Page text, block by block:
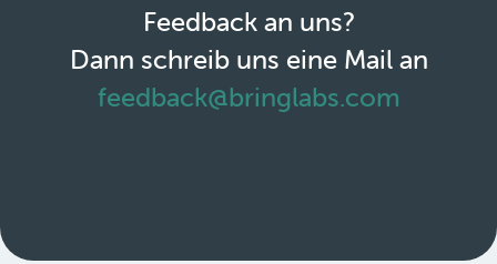
Feedback an uns?
Dann schreib uns eine Mail an
feedback@bringlabs.com